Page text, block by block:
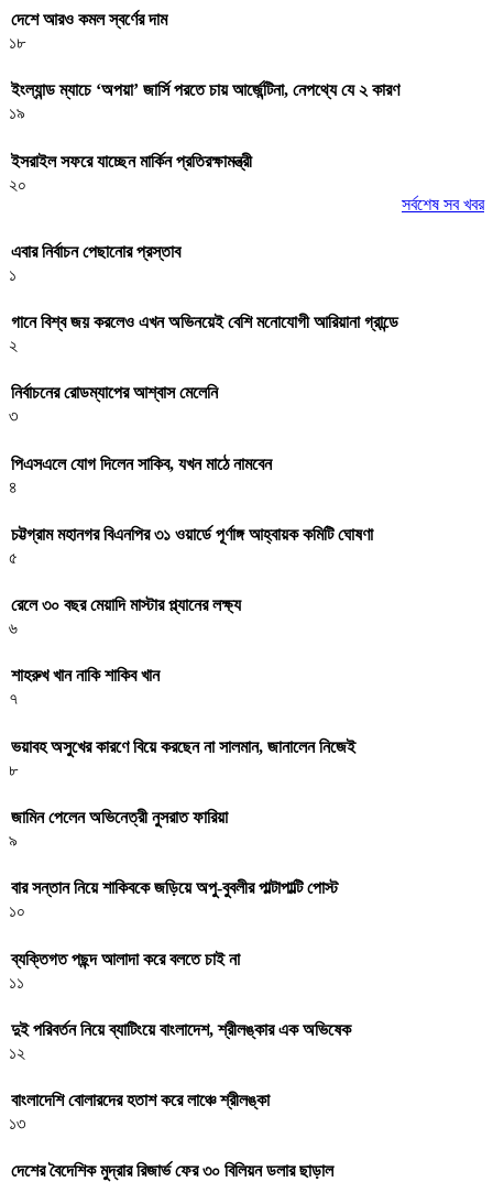
দেশে আরও কমল স্বর্ণের দাম
১৮
ইংল্যান্ড ম্যাচে ‘অপয়া’ জার্সি পরতে চায় আর্জেন্টিনা, নেপথ্যে যে ২ কারণ
১৯
ইসরাইল সফরে যাচ্ছেন মার্কিন প্রতিরক্ষামন্ত্রী
২০
সর্বশেষ সব খবর
এবার নির্বাচন পেছানোর প্রস্তাব
১
গানে বিশ্ব জয় করলেও এখন অভিনয়েই বেশি মনোযোগী আরিয়ানা গ্রান্ডে
২
নির্বাচনের রোডম্যাপের আশ্বাস মেলেনি
৩
পিএসএলে যোগ দিলেন সাকিব, যখন মাঠে নামবেন
৪
চট্টগ্রাম মহানগর বিএনপির ৩১ ওয়ার্ডে পূর্ণাঙ্গ আহ্বায়ক কমিটি ঘোষণা
৫
রেলে ৩০ বছর মেয়াদি মাস্টার প্ল্যানের লক্ষ্য
৬
শাহরুখ খান নাকি শাকিব খান
৭
ভয়াবহ অসুখের কারণে বিয়ে করছেন না সালমান, জানালেন নিজেই
৮
জামিন পেলেন অভিনেত্রী নুসরাত ফারিয়া
৯
বার সন্তান নিয়ে শাকিবকে জড়িয়ে অপু-বুবলীর পাল্টাপাল্টি পোস্ট
১০
ব্যক্তিগত পছন্দ আলাদা করে বলতে চাই না
১১
দুই পরিবর্তন নিয়ে ব্যাটিংয়ে বাংলাদেশ, শ্রীলঙ্কার এক অভিষেক
১২
বাংলাদেশি বোলারদের হতাশ করে লাঞ্চে শ্রীলঙ্কা
১৩
দেশের বৈদেশিক মুদ্রার রিজার্ভ ফের ৩০ বিলিয়ন ডলার ছাড়াল